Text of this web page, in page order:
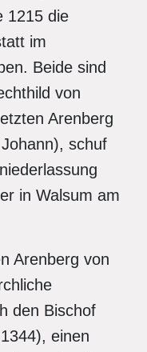
1215 die
im
Beide sind
von
Arenberg
schuf
in Walsum am
Arenberg von
den Bischof
einen